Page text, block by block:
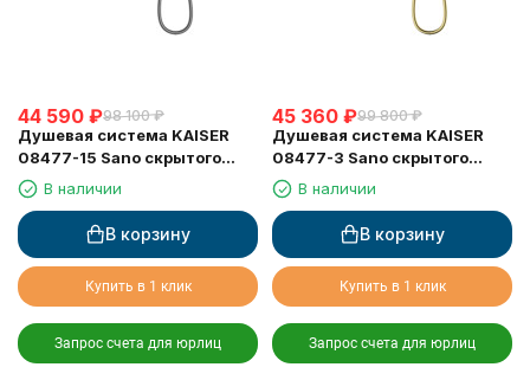
44 590 ₽98 100 ₽
Душевая система KAISER
08477-15 Sano скрытого
монтажа, с термостатом
В наличии
В корзину
Купить в 1 клик
Запрос счета для юрлиц
45 360 ₽99 800 ₽
Душевая система KAISER
08477-3 Sano скрытого
монтажа, с термостатом
В наличии
В корзину
Купить в 1 клик
Запрос счета для юрлиц